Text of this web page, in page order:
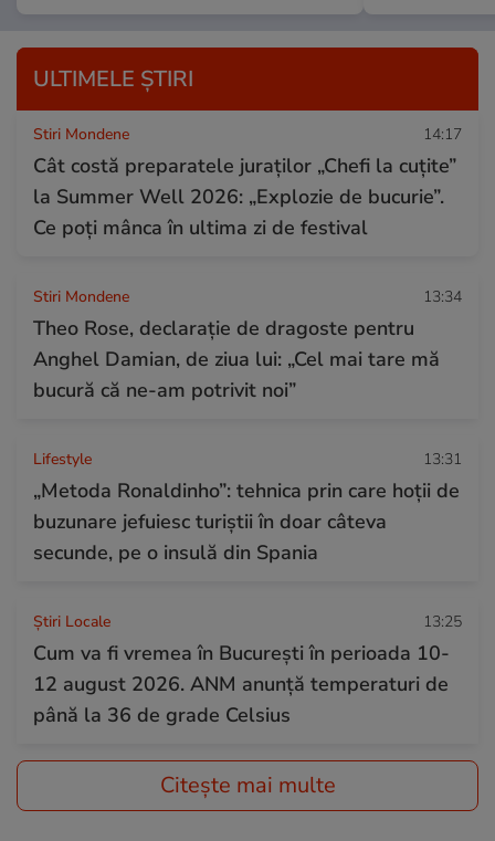
ULTIMELE ȘTIRI
Stiri Mondene 14:17
Cât costă preparatele juraților „Chefi la cuțite”
la Summer Well 2026: „Explozie de bucurie”.
Ce poți mânca în ultima zi de festival
Stiri Mondene 13:34
Theo Rose, declarație de dragoste pentru
Anghel Damian, de ziua lui: „Cel mai tare mă
bucură că ne-am potrivit noi”
Lifestyle 13:31
„Metoda Ronaldinho”: tehnica prin care hoții de
buzunare jefuiesc turiștii în doar câteva
secunde, pe o insulă din Spania
Știri Locale 13:25
Cum va fi vremea în București în perioada 10-
12 august 2026. ANM anunță temperaturi de
până la 36 de grade Celsius
Citește mai multe